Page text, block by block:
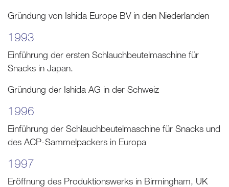
Gründung von Ishida Europe BV in den Niederlanden
1993
Einführung der ersten Schlauchbeutelmaschine für
Snacks in Japan.
Gründung der Ishida AG in der Schweiz
1996
Einführung der Schlauchbeutelmaschine für Snacks und
des ACP-Sammelpackers in Europa
1997
Eröffnung des Produktionswerks in Birmingham, UK